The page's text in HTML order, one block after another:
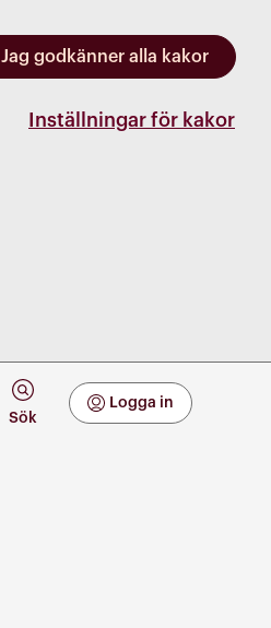
Jag godkänner alla kakor
Inställningar för kakor
Sök
Logga in